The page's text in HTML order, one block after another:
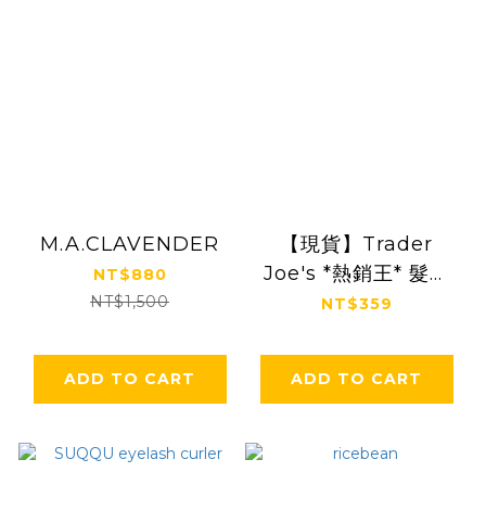
M.A.CLAVENDER
NT$880
NT$1,500
ADD TO CART
【現貨】Trader
Joe's *熱銷王* 髮膜
(兩條以上優惠 $329)
NT$359
ADD TO CART